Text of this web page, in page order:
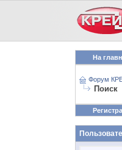
На
Форум
Поиск